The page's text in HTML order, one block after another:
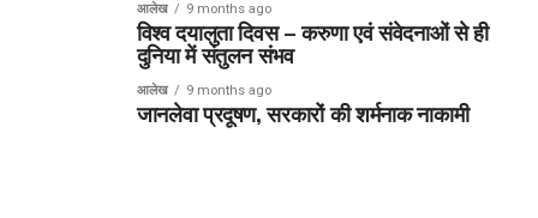
आलेख 9 months ago
विश्व दयालुता दिवस – करुणा एवं संवेदनाओं से ही
दुनिया में संतुलन संभव
आलेख 9 months ago
जानलेवा प्रदूषण, सरकारों की शर्मनाक नाकामी